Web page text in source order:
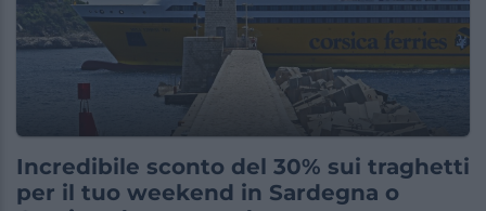
Incredibile sconto del 30% sui traghetti
per il tuo weekend in Sardegna o